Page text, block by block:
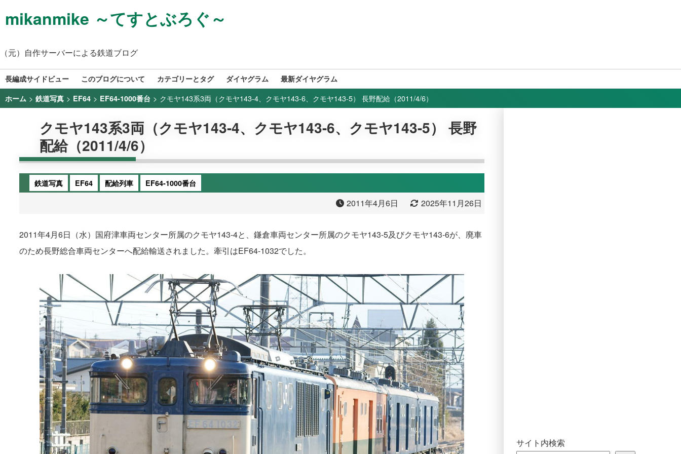
mikanmike ～てすとぶろぐ～
（元）自作サーバーによる鉄道ブログ
長編成サイドビュー このブログについて カテゴリーとタグ ダイヤグラム 最新ダイヤグラム
ホーム > 鉄道写真 > EF64 > EF64-1000番台 > クモヤ143系3両（クモヤ143-4、クモヤ143-6、クモヤ143-5） 長野配給（2011/4/6）
クモヤ143系3両（クモヤ143-4、クモヤ143-6、クモヤ143-5） 長野
配給（2011/4/6）
鉄道写真 EF64 配給列車 EF64-1000番台
2011年4月6日 2025年11月26日
2011年4月6日（水）国府津車両センター所属のクモヤ143-4と、鎌倉車両センター所属のクモヤ143-5及びクモヤ143-6が、廃車
のため長野総合車両センターへ配給輸送されました。牽引はEF64-1032でした。
サイト内検索